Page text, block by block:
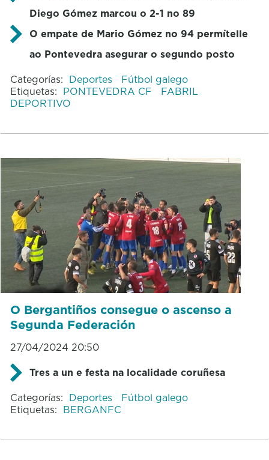
Diego Gómez marcou o 2-1 no 89
O empate de Mario Gómez no 94 permítelle
ao Pontevedra asegurar o segundo posto
Categorías: Deportes
Fútbol galego
Etiquetas: PONTEVEDRA CF
FABRIL
DEPORTIVO
O Bergantiños consegue o ascenso a
Segunda Federación
27/04/2024 20:50
Tres a un e festa na localidade coruñesa
Categorías: Deportes
Fútbol galego
Etiquetas: BERGANFC